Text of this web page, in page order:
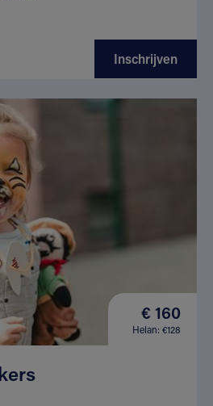
Inschrijven
€ 160
Helan: €128